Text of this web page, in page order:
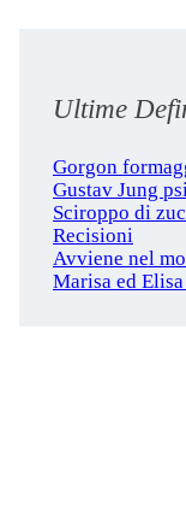
Ultime
Gorgon
Gustav Jung
Sciroppo di
Recisioni
Avviene nel
Marisa ed